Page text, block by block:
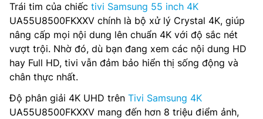
Trái tim của chiếc tivi Samsung 55 inch 4K
UA55U8500FKXXV chính là bộ xử lý Crystal 4K, giúp
nâng cấp mọi nội dung lên chuẩn 4K với độ sắc nét
vượt trội. Nhờ đó, dù bạn đang xem các nội dung HD
hay Full HD, tivi vẫn đảm bảo hiển thị sống động và
chân thực nhất.
Độ phân giải 4K UHD trên Tivi Samsung 4K
UA55U8500FKXXV mang đến hơn 8 triệu điểm ảnh,